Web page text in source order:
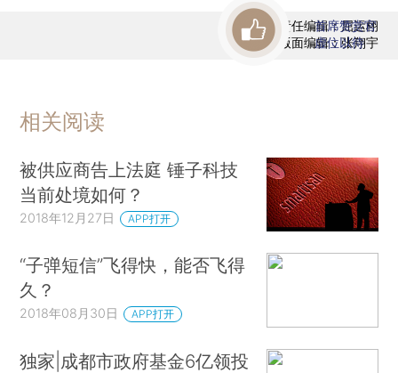
责任编辑：屈运栩
版面编辑：张翔宇
首席赞赏官
虚位以待
相关阅读
被供应商告上法庭 锤子科技
当前处境如何？
2018年12月27日 APP打开
“子弹短信”飞得快，能否飞得
久？
2018年08月30日 APP打开
独家|成都市政府基金6亿领投